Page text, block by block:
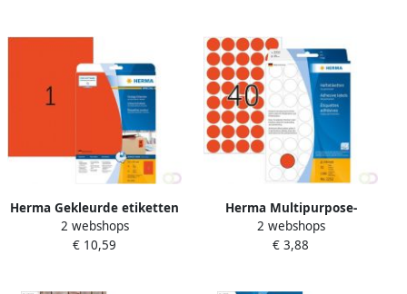
Herma Gekleurde etiketten
A4 210 x 297 mm rood
verwijderbaar
2 webshops
€ 10,59
Herma Multipurpose-
etiketten Ã 19 mm rond
rood geperforeerd
2 webshops
€ 3,88